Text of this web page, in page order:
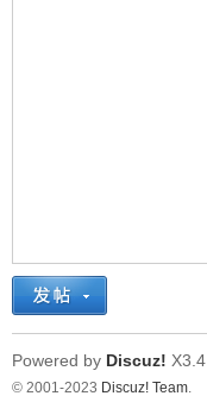
Powered by Discuz! X3.4
© 2001-2023 Discuz! Team.